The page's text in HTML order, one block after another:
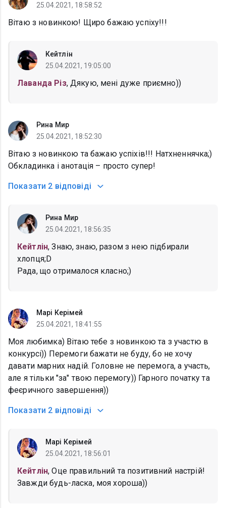
25.04.2021, 18:58:52
Вітаю з новинкою! Щиро бажаю успіху!!!
Кейтлін
25.04.2021, 19:05:00
Лаванда Різ, Дякую, мені дуже приємно))
Рина Мир
25.04.2021, 18:52:30
Вітаю з новинкою та бажаю успіхів!!! Натхненнячка;)
Обкладинка і анотація – просто супер!
Показати 2 відповіді
Рина Мир
25.04.2021, 18:56:35
Кейтлін, Знаю, знаю, разом з нею підбирали
хлопця;D
Рада, що отрималося класно;)
Марі Керімей
25.04.2021, 18:41:55
Моя любимка) Вітаю тебе з новинкою та з участю в
конкурсі)) Перемоги бажати не буду, бо не хочу
давати марних надій. Головне не перемога, а участь,
але я тільки "за" твою перемогу)) Гарного початку та
феєричного завершення))
Показати 2 відповіді
Марі Керімей
25.04.2021, 18:56:01
Кейтлін, Оце правильний та позитивний настрій!
Завжди будь-ласка, моя хороша))